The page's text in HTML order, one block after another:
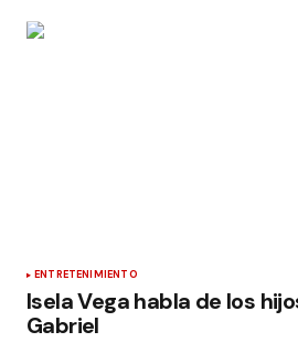
ENTRETENIMIENTO
Isela Vega habla de los
Gabriel